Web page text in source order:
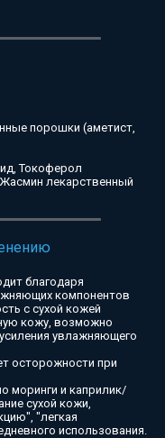
порошки (аметист,
Токоферол
лекарственный
благодаря
компонентов
с сухой кожей
кожу, возможно
увлажняющего
осторожности при
моринги и каприлик/
сухой кожи,
"легкая
использования.